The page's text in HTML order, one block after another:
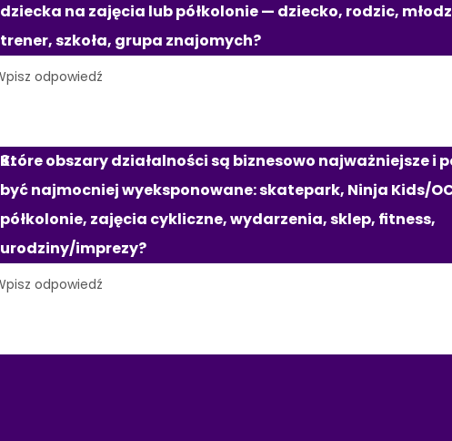
dziecka na zajęcia lub półkolonie — dziecko, rodzic,
trener, szkoła, grupa znajomych?
Które obszary działalności są biznesowo najważniejsze i
być najmocniej wyeksponowane: skatepark, Ninja Kids/
półkolonie, zajęcia cykliczne, wydarzenia, sklep, fitness,
urodziny/imprezy?